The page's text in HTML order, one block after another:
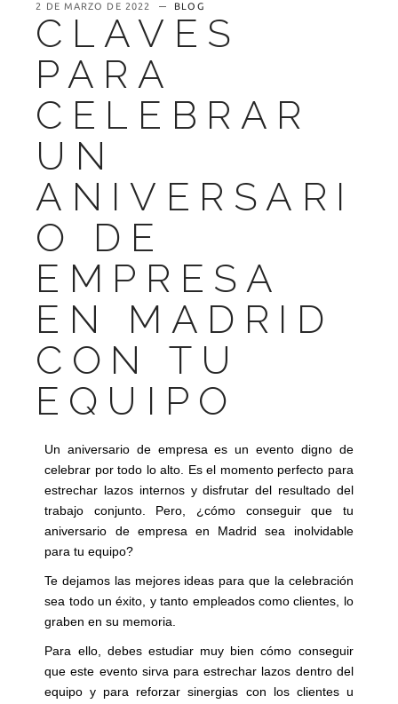
2 DE MARZO DE 2022 BLOG
CLAVES
PARA
CELEBRAR
UN
ANIVERSARI
O DE
EMPRESA
EN MADRID
CON TU
EQUIPO
Un aniversario de empresa es un evento digno de
celebrar por todo lo alto. Es el momento perfecto para
estrechar lazos internos y disfrutar del resultado del
trabajo conjunto. Pero, ¿cómo conseguir que tu
aniversario de empresa en Madrid sea inolvidable
para tu equipo?
Te dejamos las mejores ideas para que la celebración
sea todo un éxito, y tanto empleados como clientes, lo
graben en su memoria.
Para ello, debes estudiar muy bien cómo conseguir
que este evento sirva para estrechar lazos dentro del
equipo y para reforzar sinergias con los clientes u